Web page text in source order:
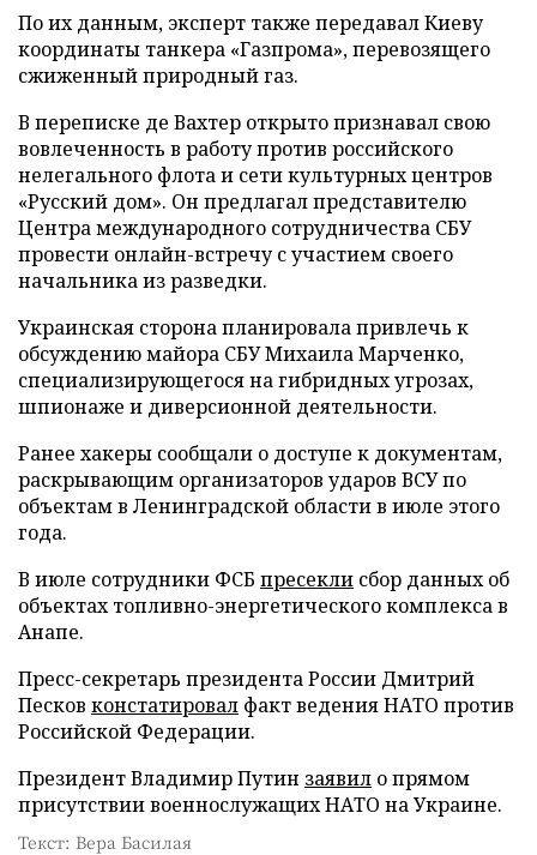
По их данным, эксперт также передавал Киеву
координаты танкера «Газпрома», перевозящего
сжиженный природный газ.
В переписке де Вахтер открыто признавал свою
вовлеченность в работу против российского
нелегального флота и сети культурных центров
«Русский дом». Он предлагал представителю
Центра международного сотрудничества СБУ
провести онлайн-встречу с участием своего
начальника из разведки.
Украинская сторона планировала привлечь к
обсуждению майора СБУ Михаила Марченко,
специализирующегося на гибридных угрозах,
шпионаже и диверсионной деятельности.
Ранее хакеры сообщали о доступе к документам,
раскрывающим организаторов ударов ВСУ по
объектам в Ленинградской области в июле этого
года.
В июле сотрудники ФСБ пресекли сбор данных об
объектах топливно-энергетического комплекса в
Анапе.
Пресс-секретарь президента России Дмитрий
Песков констатировал факт ведения НАТО против
Российской Федерации.
Президент Владимир Путин заявил о прямом
присутствии военнослужащих НАТО на Украине.
Текст: Вера Басилая